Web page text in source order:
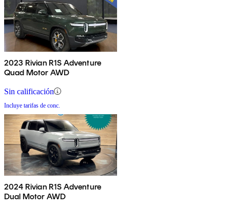
2023 Rivian R1S Adventure
Quad Motor AWD
Sin calificación
Incluye tarifas de conc.
2024 Rivian R1S Adventure
Dual Motor AWD